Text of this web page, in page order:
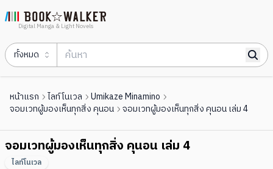
Digital Manga & Light Novels
ทั้งหมด
หน้าแรก ไลท์โนเวล
Umikaze Minamino
จอมเวทผู้มองเห็นทุกสิ่ง คุนอน
จอมเวทผู้มองเห็นทุกสิ่ง คุนอน เล่ม 4
จอมเวทผู้มองเห็นทุกสิ่ง คุนอน เล่ม 4
ไลท์โนเวล